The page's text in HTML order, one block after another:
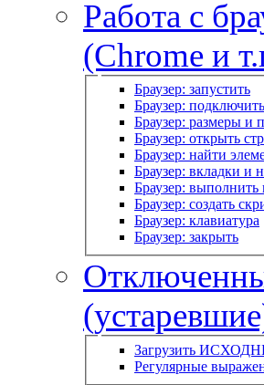
Работа с
(Chrome и
Браузер: запустить
Браузер:
Браузер: размеры и
Браузер: открыть
Браузер: найти
Браузер: вкладки и
Браузер: выполнить
Браузер: создать
Браузер: клавиатура
Браузер: закрыть
Загрузить
Регулярные